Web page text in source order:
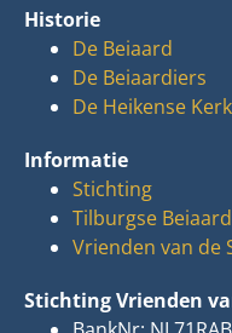
Historie
De Beiaard
De Beiaardiers
De Heikense Kerk
Informatie
Stichting
Tilburgse
Vrienden van de
Stichting Vrienden